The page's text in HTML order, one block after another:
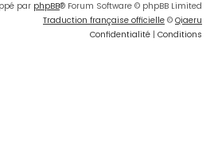
par phpBB® Forum Software © phpBB Limited
Traduction française officielle © Qiaeru
Confidentialité | Conditions